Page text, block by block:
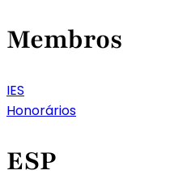
Membros
IES
Honorários
ESP